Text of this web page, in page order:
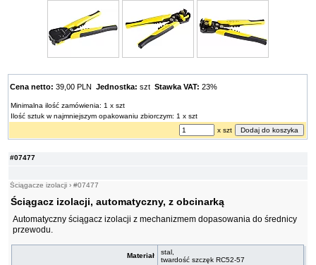
#07477
Ściągacze izolacji ›#07477
Ściągacz izolacji, automatyczny, z obcinarką
Automatyczny ściągacz izolacji z mechanizmem dopasowania do średnicy
przewodu.
Materiał
stal,
twardość szczęk RC52-57
Cena netto: 39,00 PLNJednostka: sztStawka VAT: 23%
Minimalna ilość zamówienia: 1 x szt
Ilość sztuk w najmniejszym opakowaniu zbiorczym: 1 x szt
x szt